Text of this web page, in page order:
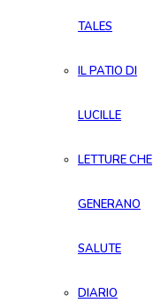
TALES
IL PATIO DI
LUCILLE
LETTURE CHE
GENERANO
SALUTE
DIARIO